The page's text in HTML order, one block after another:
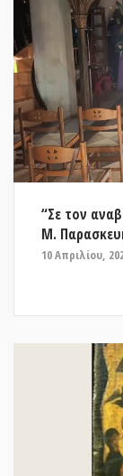
“Σε τον
Μ.
10 Απριλίου,